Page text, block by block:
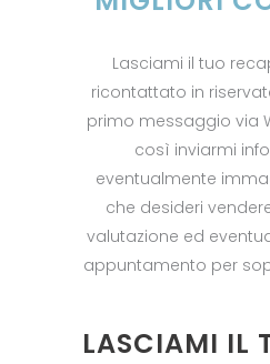
Lasciami il tuo
ricontattato in
primo messaggio via
così inviarmi
eventualmente
che desideri
valutazione ed
appuntamento per
LASCIAMI IL